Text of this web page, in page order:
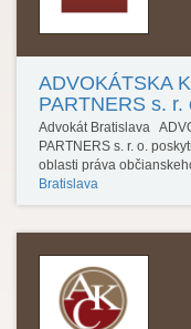
ADVOKÁTSKA
PARTNERS s. r.
Advokát Bratislava
PARTNERS s. r. o.
oblasti práva
Bratislava